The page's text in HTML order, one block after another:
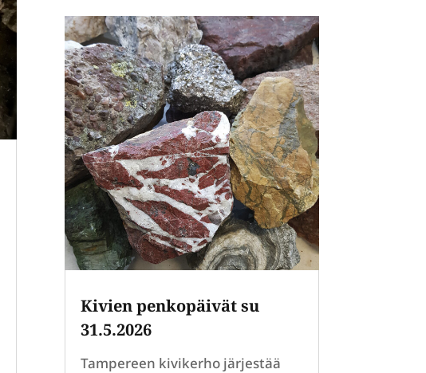
Kivien penkopäivät su
31.5.2026
Tampereen kivikerho järjestää